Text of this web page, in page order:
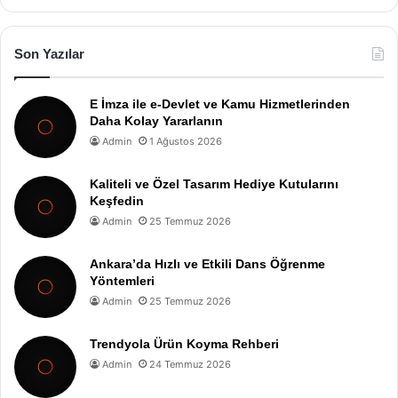
Son Yazılar
E İmza ile e-Devlet ve Kamu Hizmetlerinden
Daha Kolay Yararlanın
Admin 1 Ağustos 2026
Kaliteli ve Özel Tasarım Hediye Kutularını
Keşfedin
Admin 25 Temmuz 2026
Ankara’da Hızlı ve Etkili Dans Öğrenme
Yöntemleri
Admin 25 Temmuz 2026
Trendyola Ürün Koyma Rehberi
Admin 24 Temmuz 2026